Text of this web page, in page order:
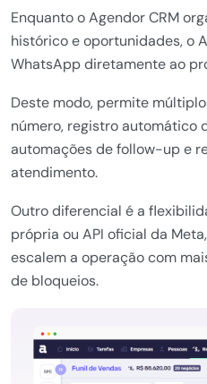
Enquanto o Agendor CRM
histórico e oportunidades, o
WhatsApp diretamente ao
Deste modo, permite
número, registro automático
automações de follow-up e
atendimento.
Outro diferencial é a
própria ou API oficial da
escalem a operação com
de bloqueios.